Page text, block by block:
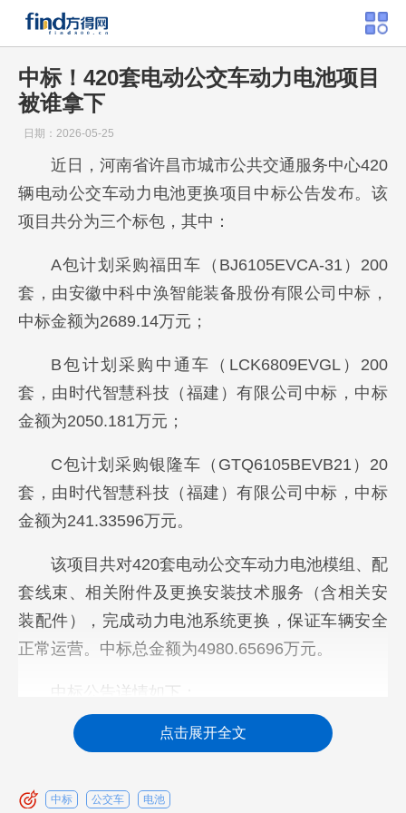
中标！420套电动公交车动力电池项目
被谁拿下
日期：2026-05-25
近日，河南省许昌市城市公共交通服务中心420
辆电动公交车动力电池更换项目中标公告发布。该
项目共分为三个标包，其中：
A包计划采购福田车（BJ6105EVCA-31）200
套，由安徽中科中涣智能装备股份有限公司中标，
中标金额为2689.14万元；
B包计划采购中通车（LCK6809EVGL）200
套，由时代智慧科技（福建）有限公司中标，中标
金额为2050.181万元；
C包计划采购银隆车（GTQ6105BEVB21）20
套，由时代智慧科技（福建）有限公司中标，中标
金额为241.33596万元。
该项目共对420套电动公交车动力电池模组、配
套线束、相关附件及更换安装技术服务（含相关安
装配件），完成动力电池系统更换，保证车辆安全
正常运营。中标总金额为4980.65696万元。
中标公告详情如下：
点击展开全文
中标 公交车 电池